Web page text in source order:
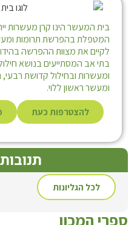
בית המעשר הינו קרן מעשרות
המטפלת בהפרשת תרומות
לקיים את מצוות ההפרשה
בתי אב המסתייעים בנושא
ומעשרות ובחילול קדושת
ומעשר ראשון ללוי.
להצטרפות כעת
לכל הגליונות
ספרי המכון